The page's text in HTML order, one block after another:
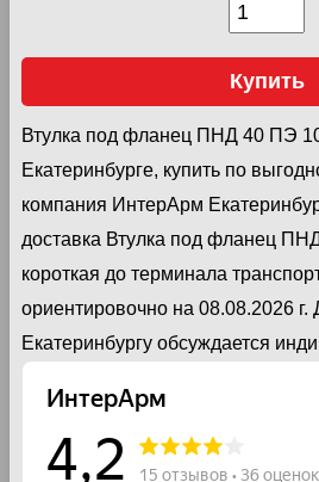
Купить
Втулка под фланец ПНД 40 ПЭ
Екатеринбурге, купить по
компания ИнтерАрм
доставка Втулка под фланец
короткая до терминала
ориентировочно на 08.08.2026 г.
Екатеринбургу обсуждается